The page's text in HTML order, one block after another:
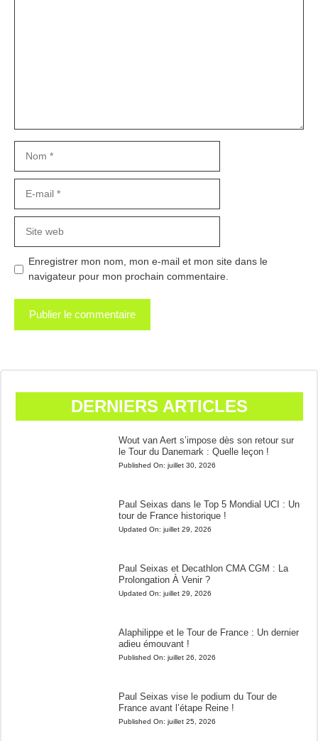
mail
web
Enregistrer mon nom, mon e-mail et mon site dans le
navigateur pour mon prochain commentaire.
DERNIERS ARTICLES
Wout van Aert s’impose dès son retour sur
le Tour du Danemark : Quelle leçon !
Published On: juillet 30, 2026
Paul Seixas dans le Top 5 Mondial UCI : Un
tour de France historique !
Updated On: juillet 29, 2026
Paul Seixas et Decathlon CMA CGM : La
Prolongation À Venir ?
Updated On: juillet 29, 2026
Alaphilippe et le Tour de France : Un dernier
adieu émouvant !
Published On: juillet 26, 2026
Paul Seixas vise le podium du Tour de
France avant l’étape Reine !
Published On: juillet 25, 2026